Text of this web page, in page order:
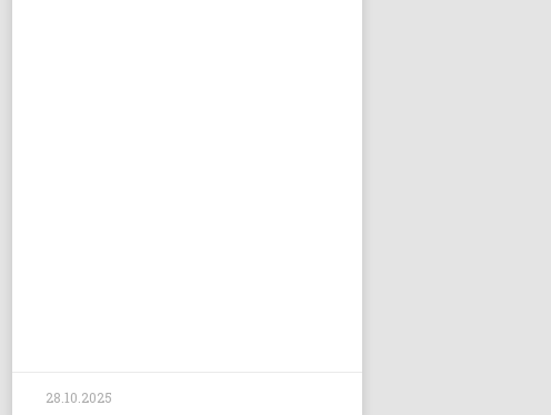
Slovenije, Crne Gore, Italije, Katara, Libije, Kineskog Taipeija,
i Igmansku ljepoticu.
28.10.2025